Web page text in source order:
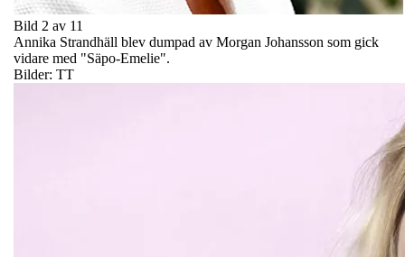
Bild 2 av 11
Annika Strandhäll blev dumpad av Morgan Johansson som gick
vidare med "Säpo-Emelie".
Bilder: TT